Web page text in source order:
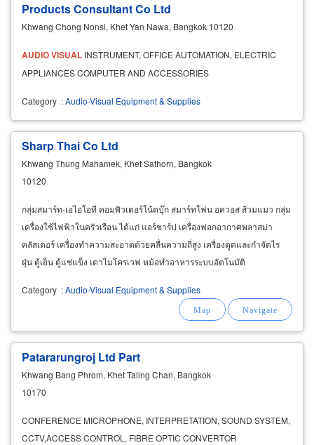
Products Consultant Co Ltd
Khwang Chong Nonsi, Khet Yan Nawa, Bangkok 10120
AUDIOVISUAL INSTRUMENT, OFFICE AUTOMATION, ELECTRIC
APPLIANCES COMPUTER AND ACCESSORIES
Category :Audio-Visual Equipment & Supplies
Sharp Thai Co Ltd
Khwang Thung Mahamek, Khet Sathorn, Bangkok
10120
กลุ่มสมาร์ท-เอไอโอที คอมพิวเตอร์โน้ตบุ๊ก สมาร์ทโฟน อควอส ส้วมแมว กลุ่ม
เครื่องใช้ไฟฟ้าในครัวเรือน ได้แก่ แอร์ชาร์ป เครื่องฟอกอากาศพลาสม่า
คลัสเตอร์ เครื่องทำความสะอาดด้วยคลื่นความถี่สูง เครื่องดูดและกำจัดไร
ฝุ่น ตู้เย็น ตู้แช่แข็ง เตาไมโครเวฟ หม้อทำอาหารระบบอัตโนมัติ
Category :Audio-Visual Equipment & Supplies
Patararungroj Ltd Part
Khwang Bang Phrom, Khet Taling Chan, Bangkok
10170
CONFERENCE MICROPHONE, INTERPRETATION, SOUND SYSTEM,
CCTV,ACCESS CONTROL, FIBRE OPTIC CONVERTOR